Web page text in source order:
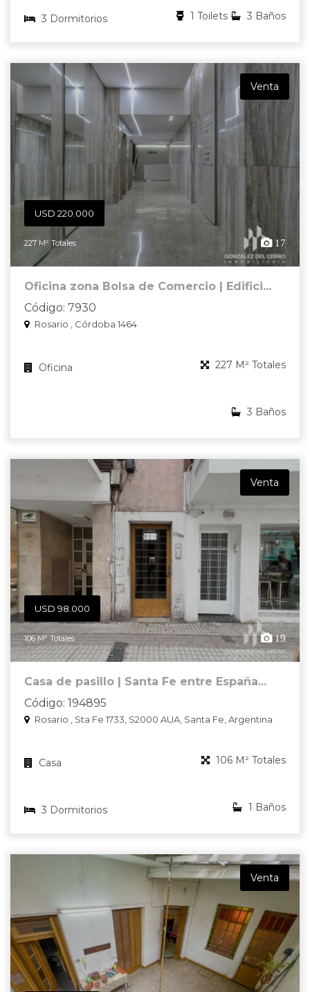
3 Dormitorios 3 Baños
1 Toilets
Venta
USD 220.000
227 M² Totales 17
Oficina zona Bolsa de Comercio | Edifici...
Código: 7930
Rosario , Córdoba 1464
Oficina 227 M² Totales
3 Baños
Venta
USD 98.000
106 M² Totales 19
Casa de pasillo | Santa Fe entre España...
Código: 194895
Rosario , Sta Fe 1733, S2000 AUA, Santa Fe, Argentina
Casa 106 M² Totales
3 Dormitorios 1 Baños
Venta